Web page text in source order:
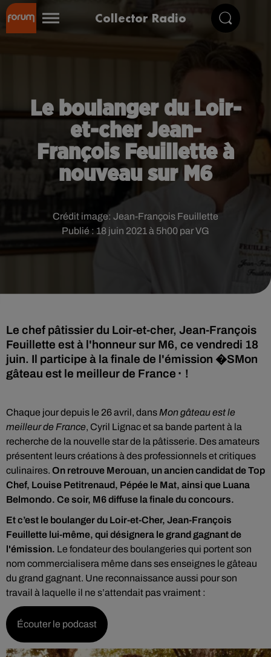
Collector Radio
Le boulanger du Loir-
et-cher Jean-
François Feuillette à
nouveau sur M6
Publié : 18 juin 2021 à 5h00 par VG
Crédit image: Jean-François Feuillette
Le chef pâtissier du Loir-et-cher, Jean-François
Feuillette est à l'honneur sur M6, ce vendredi 18
juin. Il participe à la finale de l'émission �SMon
gâteau est le meilleur de France⬝ !
Chaque jour depuis le 26 avril, dans Mon gâteau est le
meilleur de France, Cyril Lignac et sa bande partent à la
recherche de la nouvelle star de la pâtisserie. Des amateurs
présentent leurs créations à des professionnels et critiques
culinaires. On retrouve Merouan, un ancien candidat de Top
Chef, Louise Petitrenaud, Pépée le Mat, ainsi que Luana
Belmondo. Ce soir, M6 diffuse la finale du concours.
Et c’est le boulanger du Loir-et-Cher, Jean-François
Feuillette lui-même, qui désignera le grand gagnant de
l'émission. Le fondateur des boulangeries qui portent son
nom commercialisera même dans ses enseignes le gâteau
du grand gagnant. Une reconnaissance aussi pour son
travail à laquelle il ne s’attendait pas vraiment :
Écouter le podcast